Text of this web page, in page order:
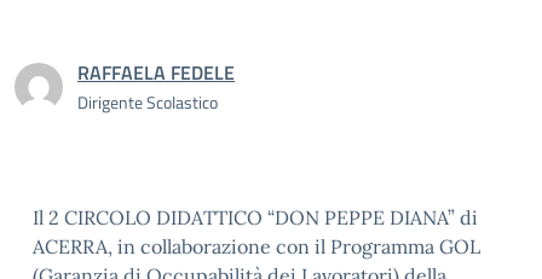
RAFFAELA FEDELE
Dirigente Scolastico
Il 2 CIRCOLO DIDATTICO “DON PEPPE DIANA” di
ACERRA, in collaborazione con il Programma GOL